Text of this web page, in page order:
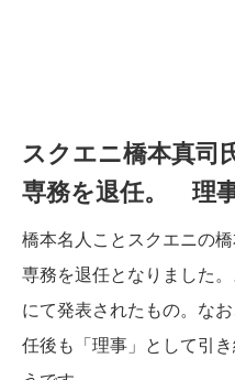
スクエニ橋本真司
専務を退任。 理
橋本名人ことスクエニの
専務を退任となりました
にて発表されたもの。な
任後も「理事」として引